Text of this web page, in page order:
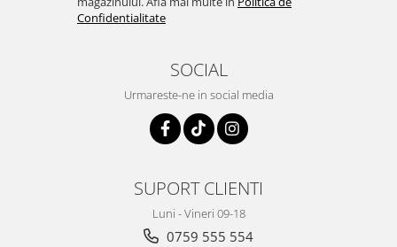
Echipamente de ridicat
Chinga ancorare
Echipamente de curatenie
Confidentialitate
SOCIAL
Urmareste-ne in social media
SUPORT CLIENTI
Luni - Vineri 09-18
0759 555 554